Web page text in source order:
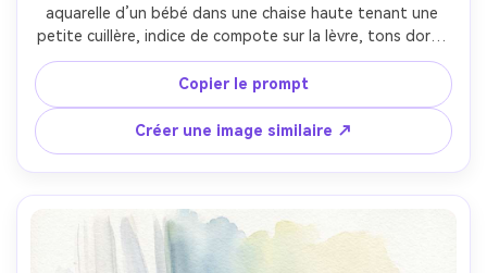
aquarelle d’un bébé dans une chaise haute tenant une
petite cuillère, indice de compote sur la lèvre, tons dorés
doux, formes en lavis lâches évoquant la maison,
ressemblance soignée du visage, éclaboussures subtiles
minimalistes, ambiance candide nostalgique sur papier
aquarelle texturé, objectif 85mm, faible profondeur de
champ, lumière cinématographique douce --ar 4:5
Copier le prompt
Créer une image similaire ↗